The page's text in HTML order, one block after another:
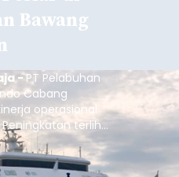
Bawang
-PT Pelabuhan
Cabang
operasional
terlihat
1,48 juta Gross
persen
tahun lalu